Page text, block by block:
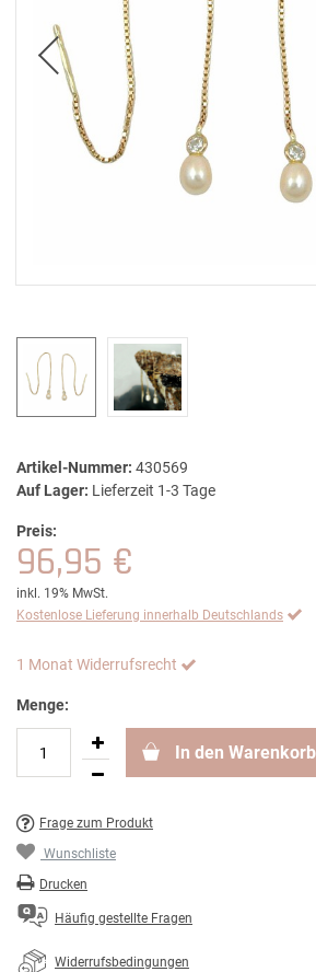
Artikel-Nummer: 430569
Auf Lager: Lieferzeit 1-3 Tage
Preis:
96,95 €
inkl. 19% MwSt.
Kostenlose Lieferung innerhalb Deutschlands
1 Monat Widerrufsrecht
Menge:
In den Warenkorb
Frage zum Produkt
Wunschliste
Drucken
Häufig gestellte Fragen
Widerrufsbedingungen